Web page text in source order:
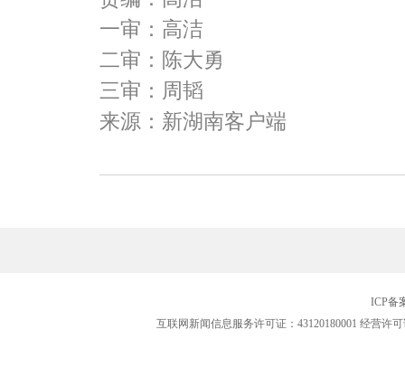
一审：高洁
二审：陈大勇
三审：周韬
来源：新湖南客户端
ICP备
互联网新闻信息服务许可证：43120180001 经营许可